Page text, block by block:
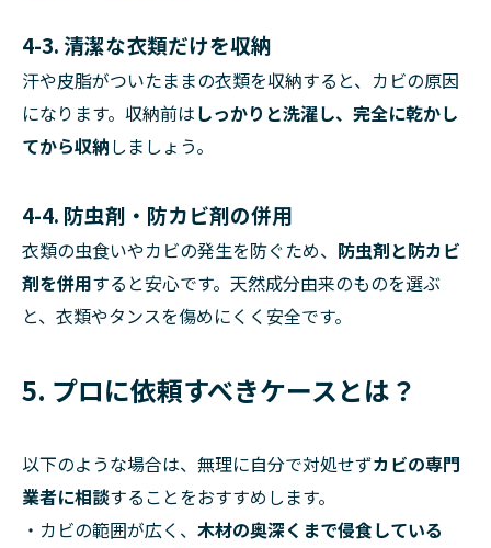
4-3. 清潔な衣類だけを収納
汗や皮脂がついたままの衣類を収納すると、カビの原因
になります。収納前はしっかりと洗濯し、完全に乾かし
てから収納しましょう。
4-4. 防虫剤・防カビ剤の併用
衣類の虫食いやカビの発生を防ぐため、 防虫剤と防カビ
剤を併用すると安心です。天然成分由来のものを選ぶ
と、衣類やタンスを傷めにくく安全です。
5. プロに依頼すべきケースとは？
以下のような場合は、無理に自分で対処せずカビの専門
業者に相談することをおすすめします。
・カビの範囲が広く、 木材の奥深くまで侵食している